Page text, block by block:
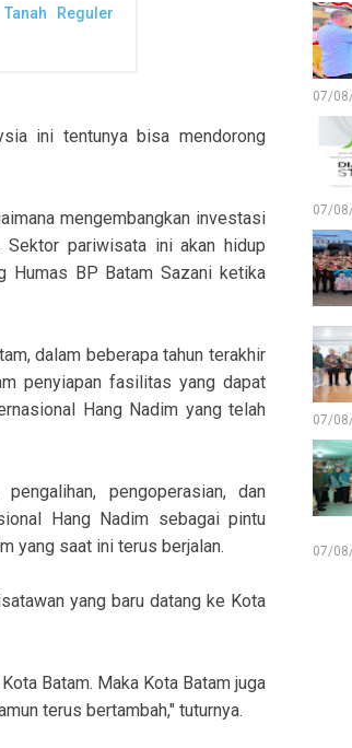
Reguler
ini tentunya bisa mendorong
mengembangkan investasi
pariwisata ini akan hidup
Humas BP Batam Sazani ketika
dalam beberapa tahun terakhir
penyiapan fasilitas yang dapat
Hang Nadim yang telah
pengoperasian, dan
Hang Nadim sebagai pintu
yang saat ini terus berjalan.
yang baru datang ke Kota
Batam. Maka Kota Batam juga
terus bertambah," tuturnya.
07/
07/
07/
07/